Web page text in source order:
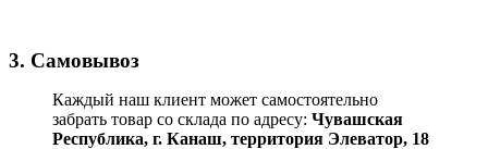
3. Самовывоз
Каждый наш клиент может самостоятельно
забрать товар со склада по адресу: Чувашская
Республика, г. Канаш, территория Элеватор, 18